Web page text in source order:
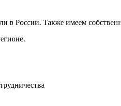
России. Также имеем